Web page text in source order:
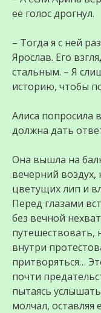
её голос дрогнул.
– Тогда я с ней
Ярослав. Его
стальным. – Я
историю, чтобы
Алиса попросила
должна дать
Она вышла на
вечерний
цветущих лип и
Перед глазами
без вечной
путешествовать,
внутри
притворяться…
почти
пытаясь
молчал,